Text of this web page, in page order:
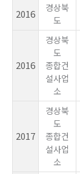
2016
경상북
도
2016
경상북
도
종합건
설사업
소
2017
경상북
도
종합건
설사업
소